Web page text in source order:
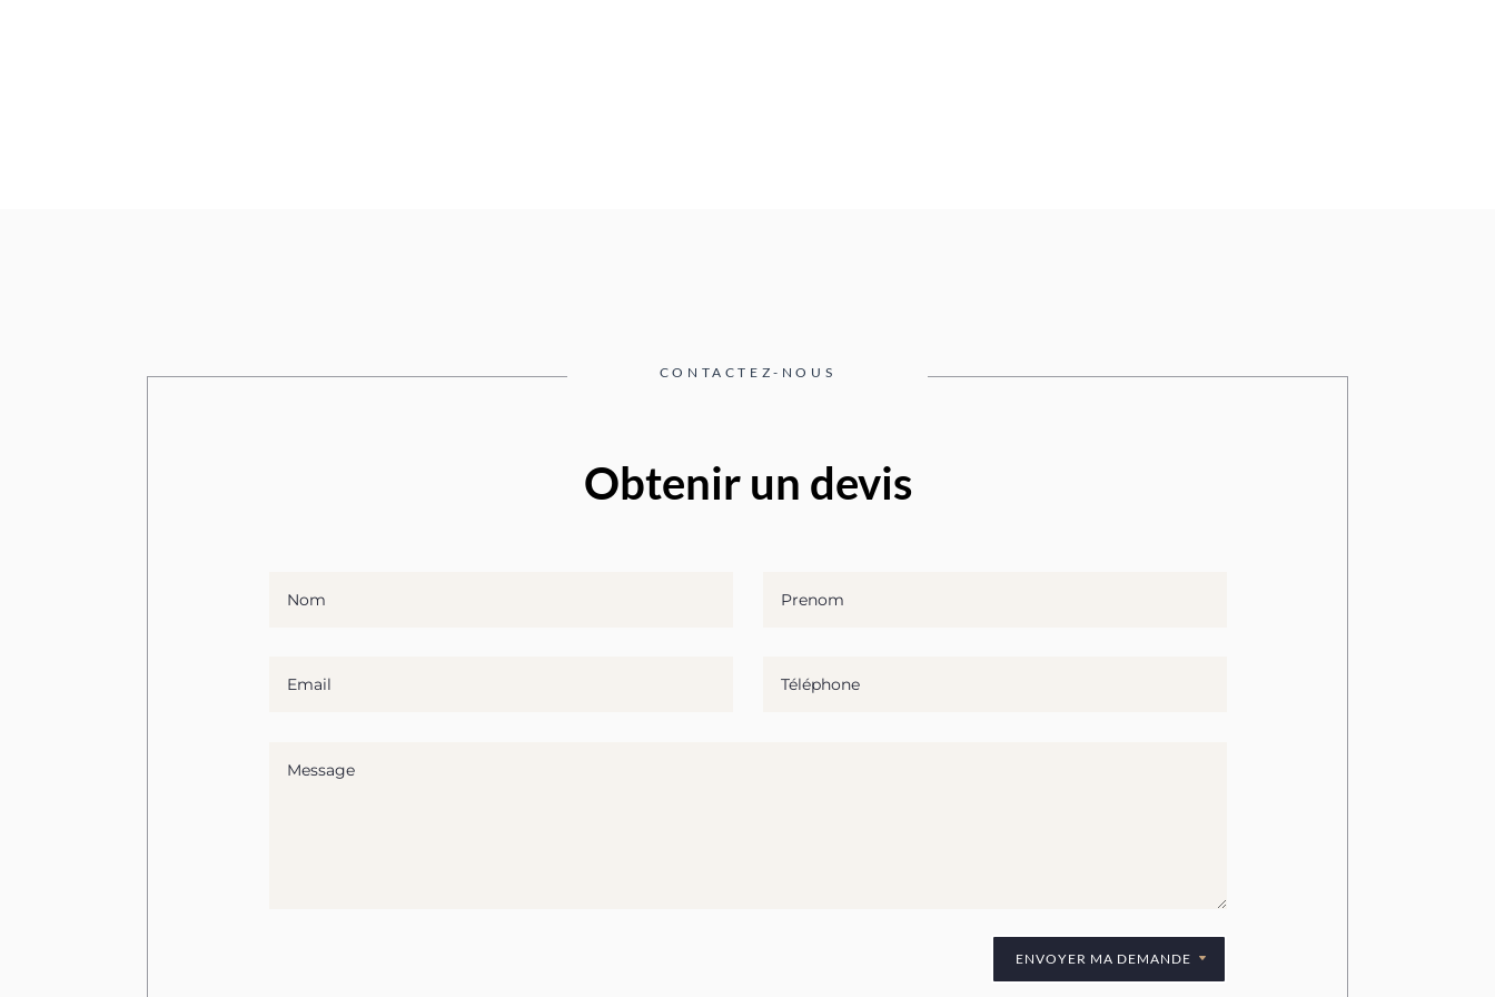
CONTACTEZ-NOUS
Obtenir un devis
ENVOYER MA DEMANDE